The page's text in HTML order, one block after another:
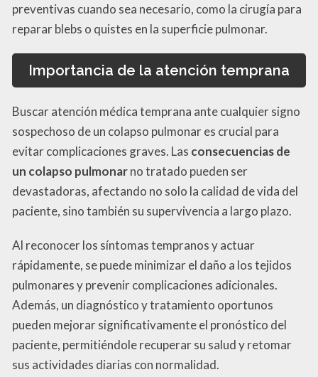
preventivas cuando sea necesario, como la cirugía para
reparar blebs o quistes en la superficie pulmonar.
Importancia de la atención temprana
Buscar atención médica temprana ante cualquier signo
sospechoso de un colapso pulmonar es crucial para
evitar complicaciones graves. Las consecuencias de
un colapso pulmonarno tratado pueden ser
devastadoras, afectando no solo la calidad de vida del
paciente, sino también su supervivencia a largo plazo.
Al reconocer los síntomas tempranos y actuar
rápidamente, se puede minimizar el daño a los tejidos
pulmonares y prevenir complicaciones adicionales.
Además, un diagnóstico y tratamiento oportunos
pueden mejorar significativamente el pronóstico del
paciente, permitiéndole recuperar su salud y retomar
sus actividades diarias con normalidad.